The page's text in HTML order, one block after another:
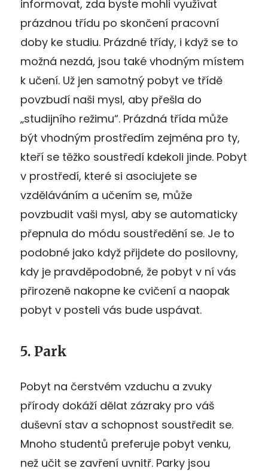
informovat, zda byste mohli využívat
prázdnou třídu po skončení pracovní
doby ke studiu. Prázdné třídy, i když se to
možná nezdá, jsou také vhodným místem
k učení. Už jen samotný pobyt ve třídě
povzbudí naši mysl, aby přešla do
„studijního režimu“. Prázdná třída může
být vhodným prostředím zejména pro ty,
kteří se těžko soustředí kdekoli jinde. Pobyt
v prostředí, které si asociujete se
vzděláváním a učením se, může
povzbudit vaši mysl, aby se automaticky
přepnula do módu soustředění se. Je to
podobné jako když přijdete do posilovny,
kdy je pravděpodobné, že pobyt v ní vás
přirozeně nakopne ke cvičení a naopak
pobyt v posteli vás bude uspávat.
5. Park
Pobyt na čerstvém vzduchu a zvuky
přírody dokáží dělat zázraky pro váš
duševní stav a schopnost soustředit se.
Mnoho studentů preferuje pobyt venku,
než učit se zavření uvnitř. Parky jsou